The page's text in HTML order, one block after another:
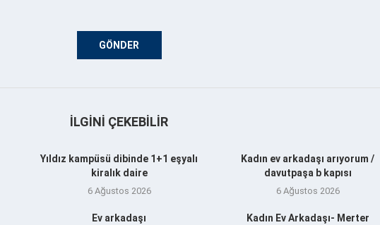
İLGINI ÇEKEBILIR
Yıldız kampüsü dibinde 1+1 eşyalı
kiralık daire
6 Ağustos 2026
Kadın ev arkadaşı arıyorum /
davutpaşa b kapısı
6 Ağustos 2026
Ev arkadaşı Kadın Ev Arkadaşı- Merter